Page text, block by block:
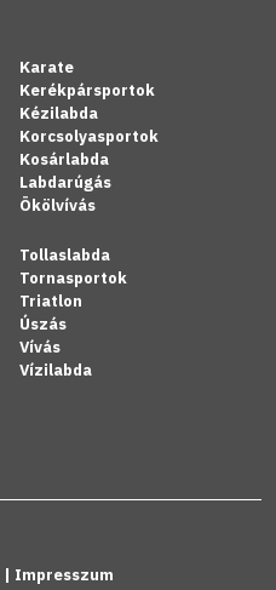
Karate
Kerékpársportok
Kézilabda
Korcsolyasportok
Kosárlabda
Labdarúgás
Ökölvívás
Tollaslabda
Tornasportok
Triatlon
Úszás
Vívás
Vízilabda
| Impresszum